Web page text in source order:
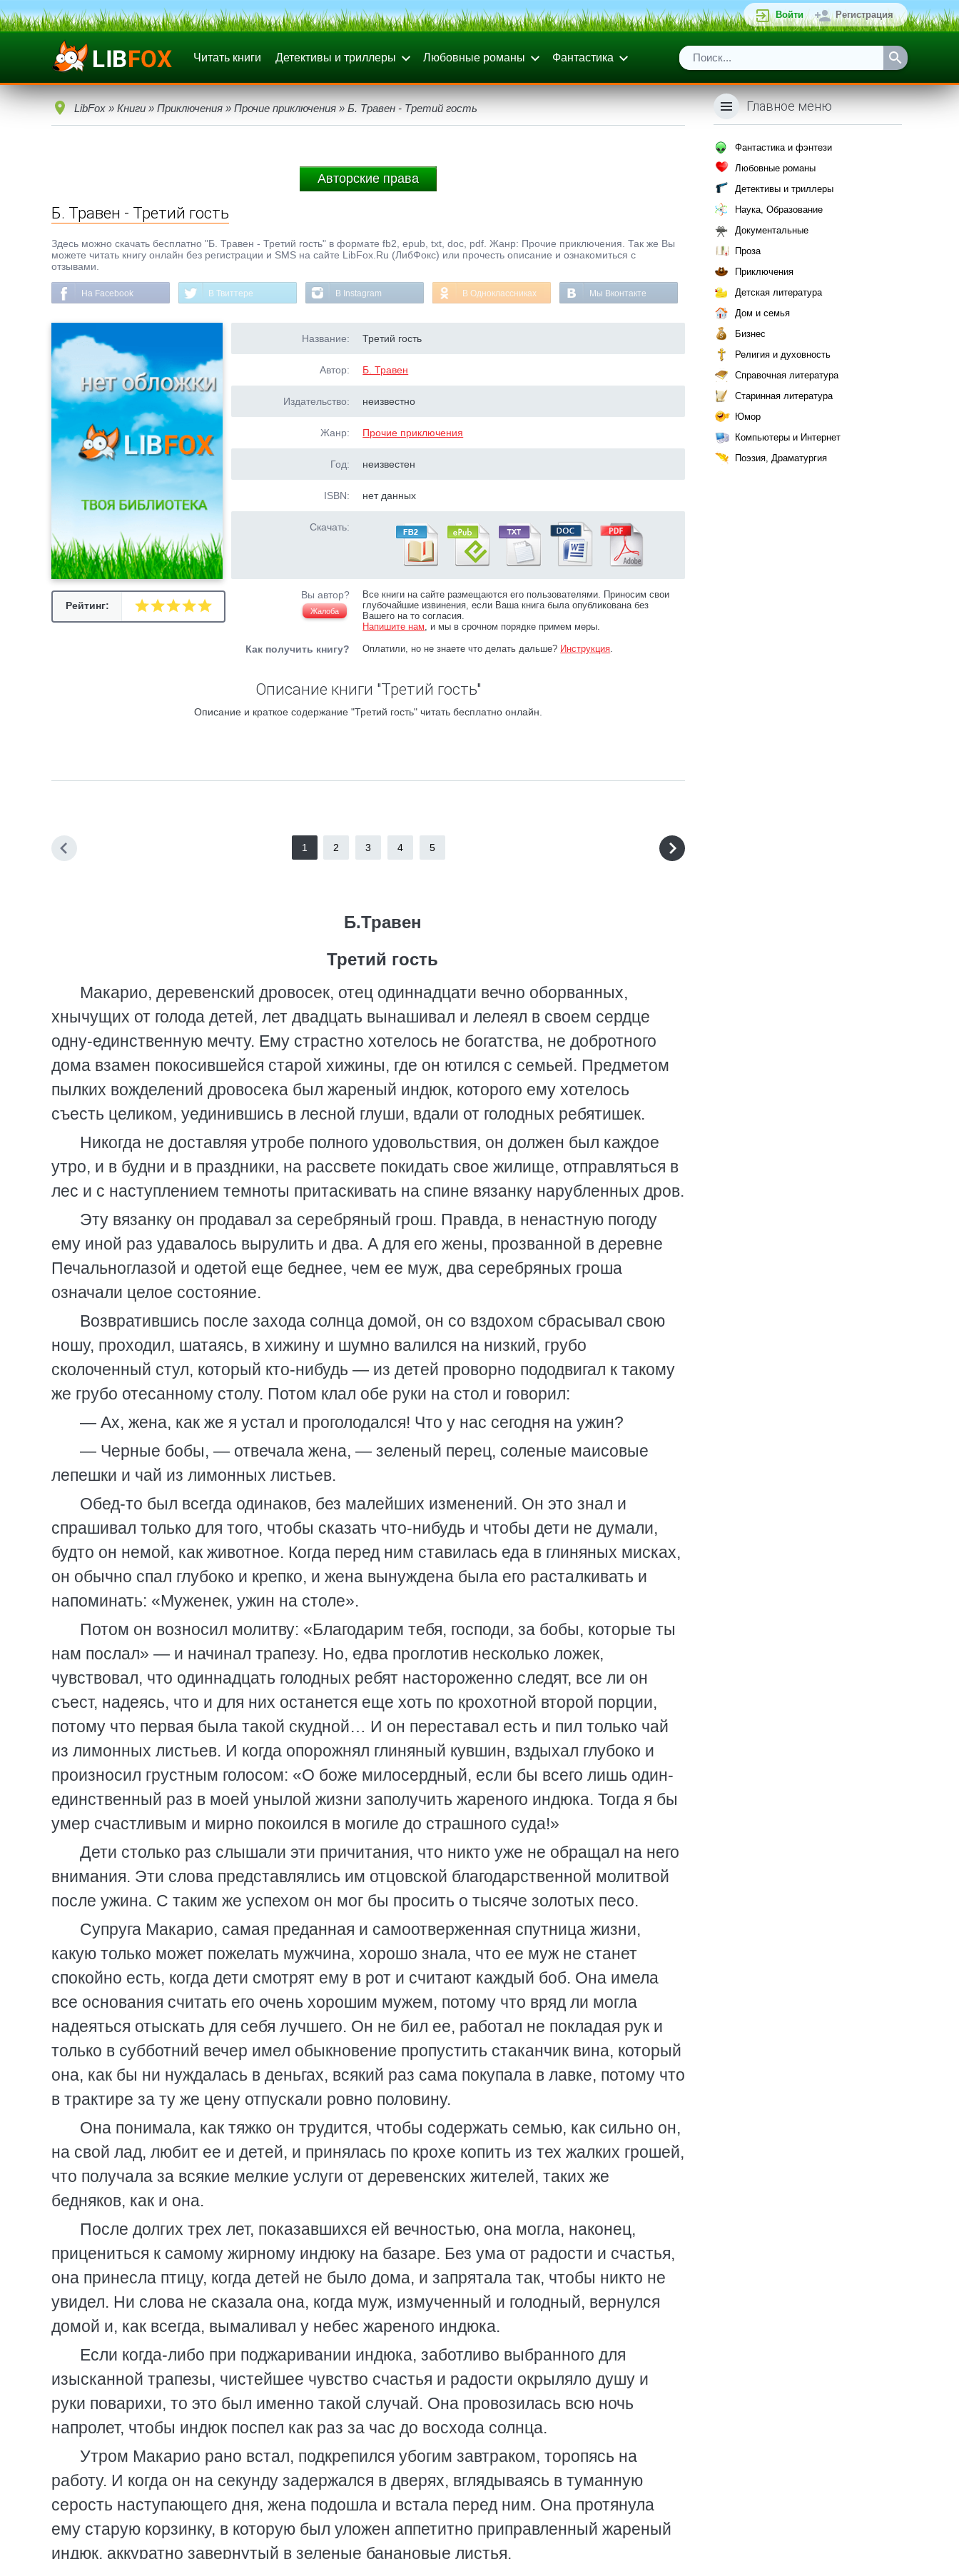
Войти Регистрация
Читать книги Детективы и триллеры Любовные романы Фантастика
LibFox » Книги » Приключения » Прочие приключения » Б. Травен - Третий гость
Авторские права
Б. Травен - Третий гость
Здесь можно скачать бесплатно "Б. Травен - Третий гость" в формате fb2, epub, txt, doc, pdf. Жанр: Прочие приключения. Так же Вы
можете читать книгу онлайн без регистрации и SMS на сайте LibFox.Ru (ЛибФокс) или прочесть описание и ознакомиться с
отзывами.
На Facebook В Твиттере В Instagram В Одноклассниках Мы Вконтакте
Рейтинг:
Название: Третий гость
Автор: Б. Травен
Издательство: неизвестно
Жанр: Прочие приключения
Год: неизвестен
ISBN: нет данных
Скачать:
Вы автор?
Жалоба
Все книги на сайте размещаются его пользователями. Приносим свои
глубочайшие извинения, если Ваша книга была опубликована без
Вашего на то согласия.
Напишите нам, и мы в срочном порядке примем меры.
Как получить книгу? Оплатили, но не знаете что делать дальше? Инструкция.
Описание книги "Третий гость"
Описание и краткое содержание "Третий гость" читать бесплатно онлайн.
1 2 3 4 5
Б.Травен
Третий гость
Макарио, деревенский дровосек, отец одиннадцати вечно оборванных,
хнычущих от голода детей, лет двадцать вынашивал и лелеял в своем сердце
одну-единственную мечту. Ему страстно хотелось не богатства, не добротного
дома взамен покосившейся старой хижины, где он ютился с семьей. Предметом
пылких вожделений дровосека был жареный индюк, которого ему хотелось
съесть целиком, уединившись в лесной глуши, вдали от голодных ребятишек.
Никогда не доставляя утробе полного удовольствия, он должен был каждое
утро, и в будни и в праздники, на рассвете покидать свое жилище, отправляться в
лес и с наступлением темноты притаскивать на спине вязанку нарубленных дров.
Эту вязанку он продавал за серебряный грош. Правда, в ненастную погоду
ему иной раз удавалось вырулить и два. А для его жены, прозванной в деревне
Печальноглазой и одетой еще беднее, чем ее муж, два серебряных гроша
означали целое состояние.
Возвратившись после захода солнца домой, он со вздохом сбрасывал свою
ношу, проходил, шатаясь, в хижину и шумно валился на низкий, грубо
сколоченный стул, который кто-нибудь — из детей проворно пододвигал к такому
же грубо отесанному столу. Потом клал обе руки на стол и говорил:
— Ах, жена, как же я устал и проголодался! Что у нас сегодня на ужин?
— Черные бобы, — отвечала жена, — зеленый перец, соленые маисовые
лепешки и чай из лимонных листьев.
Обед-то был всегда одинаков, без малейших изменений. Он это знал и
спрашивал только для того, чтобы сказать что-нибудь и чтобы дети не думали,
будто он немой, как животное. Когда перед ним ставилась еда в глиняных мисках,
он обычно спал глубоко и крепко, и жена вынуждена была его расталкивать и
напоминать: «Муженек, ужин на столе».
Потом он возносил молитву: «Благодарим тебя, господи, за бобы, которые ты
нам послал» — и начинал трапезу. Но, едва проглотив несколько ложек,
чувствовал, что одиннадцать голодных ребят настороженно следят, все ли он
съест, надеясь, что и для них останется еще хоть по крохотной второй порции,
потому что первая была такой скудной… И он переставал есть и пил только чай
из лимонных листьев. И когда опорожнял глиняный кувшин, вздыхал глубоко и
произносил грустным голосом: «О боже милосердный, если бы всего лишь один-
единственный раз в моей унылой жизни заполучить жареного индюка. Тогда я бы
умер счастливым и мирно покоился в могиле до страшного суда!»
Дети столько раз слышали эти причитания, что никто уже не обращал на него
внимания. Эти слова представлялись им отцовской благодарственной молитвой
после ужина. С таким же успехом он мог бы просить о тысяче золотых песо.
Супруга Макарио, самая преданная и самоотверженная спутница жизни,
какую только может пожелать мужчина, хорошо знала, что ее муж не станет
спокойно есть, когда дети смотрят ему в рот и считают каждый боб. Она имела
все основания считать его очень хорошим мужем, потому что вряд ли могла
надеяться отыскать для себя лучшего. Он не бил ее, работал не покладая рук и
только в субботний вечер имел обыкновение пропустить стаканчик вина, который
она, как бы ни нуждалась в деньгах, всякий раз сама покупала в лавке, потому что
в трактире за ту же цену отпускали ровно половину.
Она понимала, как тяжко он трудится, чтобы содержать семью, как сильно он,
на свой лад, любит ее и детей, и принялась по крохе копить из тех жалких грошей,
что получала за всякие мелкие услуги от деревенских жителей, таких же
бедняков, как и она.
После долгих трех лет, показавшихся ей вечностью, она могла, наконец,
прицениться к самому жирному индюку на базаре. Без ума от радости и счастья,
она принесла птицу, когда детей не было дома, и запрятала так, чтобы никто не
увидел. Ни слова не сказала она, когда муж, измученный и голодный, вернулся
домой и, как всегда, вымаливал у небес жареного индюка.
Если когда-либо при поджаривании индюка, заботливо выбранного для
изысканной трапезы, чистейшее чувство счастья и радости окрыляло душу и
руки поварихи, то это был именно такой случай. Она провозилась всю ночь
напролет, чтобы индюк поспел как раз за час до восхода солнца.
Утром Макарио рано встал, подкрепился убогим завтраком, торопясь на
работу. И когда он на секунду задержался в дверях, вглядываясь в туманную
серость наступающего дня, жена подошла и встала перед ним. Она протянула
ему старую корзинку, в которую был уложен аппетитно приправленный жареный
индюк, аккуратно завернутый в зеленые банановые листья.
Главное меню
Фантастика и фэнтези
Любовные романы
Детективы и триллеры
Наука, Образование
Документальные
Проза
Приключения
Детская литература
Дом и семья
Бизнес
Религия и духовность
Справочная литература
Старинная литература
Юмор
Компьютеры и Интернет
Поэзия, Драматургия